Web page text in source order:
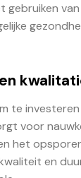
gebruiken
te
voor
het
en